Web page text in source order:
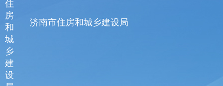
济南市住房和城乡建设局